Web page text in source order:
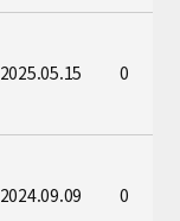
2025.05.15 0
2024.09.09 0